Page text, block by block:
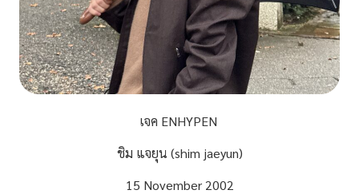
เจค ENHYPEN
ชิม แจยุน (shim jaeyun)
15 November 2002